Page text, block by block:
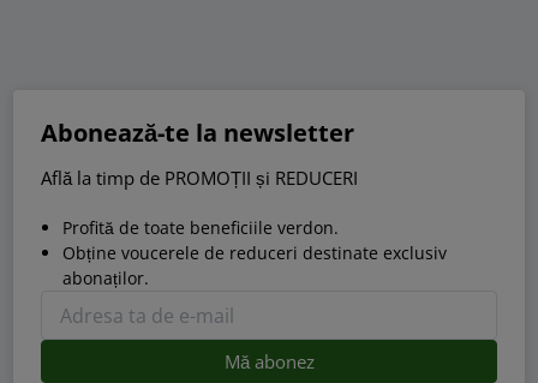
Abonează-te la newsletter
Află la timp de PROMOȚII și REDUCERI
Profită de toate beneficiile verdon.
Obține voucerele de reduceri destinate exclusiv
abonaților.